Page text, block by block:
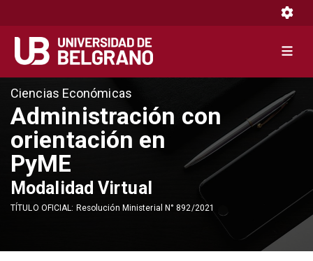
contenido
principal
Ciencias Económicas
Administración con
orientación en
PyME
Modalidad Virtual
TÍTULO OFICIAL: Resolución Ministerial N° 892/2021